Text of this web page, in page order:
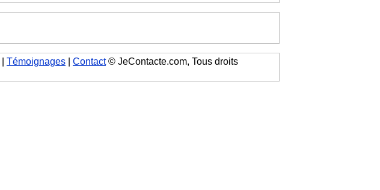
Témoignages Contact© JeContacte.com, Tous droits